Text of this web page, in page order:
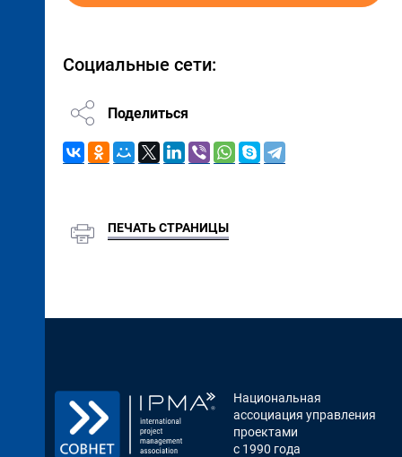
Социальные сети:
Поделиться
ПЕЧАТЬ СТРАНИЦЫ
Национальная
ассоциация управления
проектами
с 1990 года